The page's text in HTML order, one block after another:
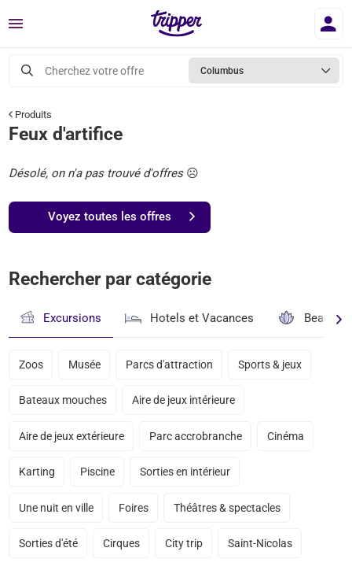
Menu
Cherchez votre offre Columbus
Produits
Feux d'artifice
Désolé, on n'a pas trouvé d'offres☹️
Voyez toutes les offres
Rechercher par catégorie
Excursions Hotels et Vacances Beauté
Zoos Musée Parcs d'attraction Sports & jeux
Bateaux mouches Aire de jeux intérieure
Aire de jeux extérieure Parc accrobranche Cinéma
Karting Piscine Sorties en intérieur
Une nuit en ville Foires Théâtres & spectacles
Sorties d'été Cirques City trip Saint-Nicolas